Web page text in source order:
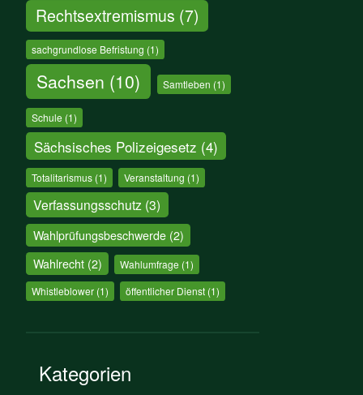
Rechtsextremismus (7)
sachgrundlose Befristung (1)
Sachsen (10) Samtleben (1)
Schule (1)
Sächsisches Polizeigesetz (4)
Totalitarismus (1) Veranstaltung (1)
Verfassungsschutz (3)
Wahlprüfungsbeschwerde(2)
Wahlrecht(2) Wahlumfrage (1)
Whistleblower (1) öffentlicher Dienst(1)
Kategorien